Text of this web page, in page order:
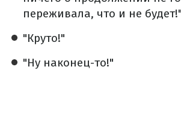
переживала, что и не будет!"
"Круто!"
"Ну наконец-то!"